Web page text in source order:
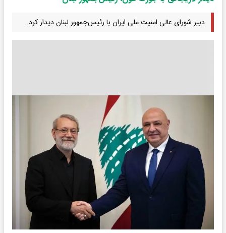
دبیر شورای عالی امنیت ملی ایران با رئیس‌جمهور لبنان دیدار کرد.